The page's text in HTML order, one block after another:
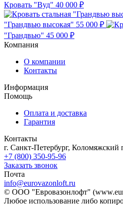
Кровать "Вуд" 40 000 ₽
"Грандвью высокая" 55 000 ₽
"Грандвью" 45 000 ₽
Компания
О компании
Контакты
Информация
Помощь
Оплата и доставка
Гарантия
Контакты
г. Санкт-Петербург, Коломяжский
+7 (800) 350-95-96
Заказать звонок
Почта
info@eurovazonloft.ru
© ООО "Евровазонлофт"
Любое использование либо